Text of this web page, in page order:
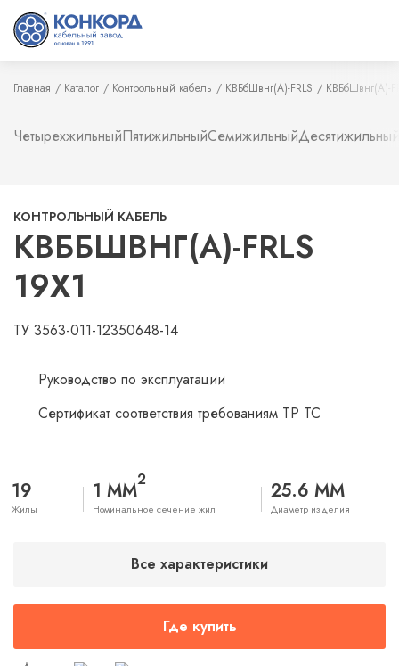
Главная Каталог Контрольный кабель КВБбШвнг(А)-FRLS КВБбШвнг(А)-
ЧетырехжильныйПятижильныйСемижильныйДесятижильный
КОНТРОЛЬНЫЙ КАБЕЛЬ
КВББШВНГ(А)-FRLS
19Х1
ТУ 3563-011-12350648-14
Руководство по эксплуатации
Сертификат соответствия требованиям ТР ТС
19
Жилы
1 ММ2
Номинальное сечение жил
25.6 ММ
Диаметр изделия
Все характеристики
Где купить